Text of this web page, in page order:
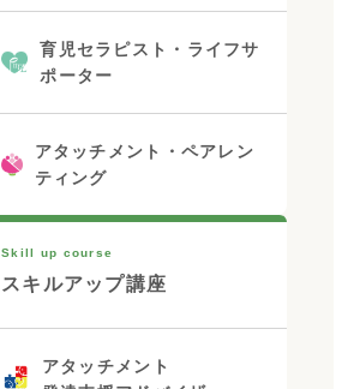
育児セラピスト・ライフサ
ポーター
アタッチメント・ペアレン
ティング
Skill up course
スキルアップ講座
アタッチメント